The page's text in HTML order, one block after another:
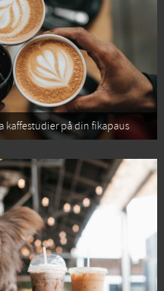
kaffestudier på din fikapaus